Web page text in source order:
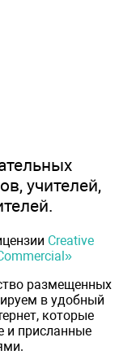
учителей,
Creative
размещенных
в удобный
которые
и присланные